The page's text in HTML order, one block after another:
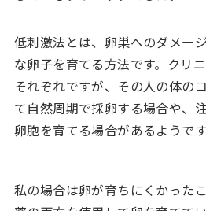
低刺激法とは、卵巣へのダメー
な卵子を育てる方法です。クリ
それぞれですが、その人の体の
て自然周期で採卵する場合や、
卵胞を育てる場合があるようです
私の場合は卵が育ちにくかった